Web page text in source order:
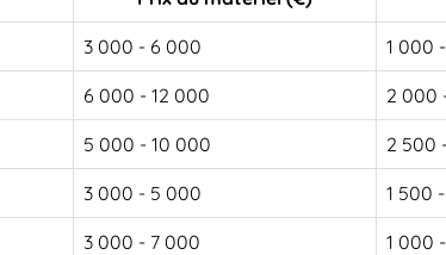
3 000 - 6 000 1 000
6 000 - 12 000 2 000
5 000 - 10 000 2 500
3 000 - 5 000 1 500
3 000 - 7 000 1 000